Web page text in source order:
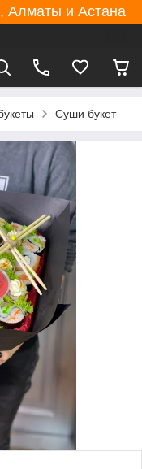
Алматы и Астана
Суши букет